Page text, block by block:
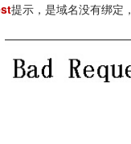
提示，是域名没有绑定